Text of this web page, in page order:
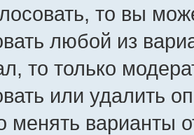
то вы
любой из
то только
или удалить
менять варианты